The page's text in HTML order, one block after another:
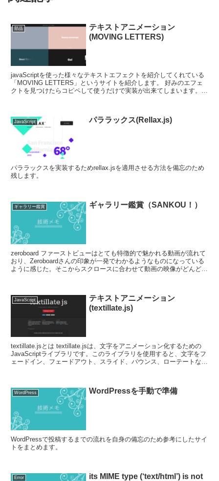
部品
テキストアニメーション
(MOVING LETTERS)
javaScriptを使った様々なテキストエフェクトを紹介してくれている
「MOVING LETTERS」というサイトを紹介します。 好みのエフェ
クトを見つけたらコピペして使うだけで実装が出来てしまいます。是
JavaScript パララックス(Rellax.js)
パララックスを実装するためrellax.jsを適用させる方法を備忘のため
残します。
ギャラリー鑑賞 ギャラリー鑑賞（SANKOU！）
zeroboard ファーストビューはとても特徴的で魅かれる動画が流れて
おり、Zeroboardさんの印象が一発でわかるようなものになっている
ように感じた。そこからスクロースに合わせて動画の映像がどんどん
JavaScript
テキストアニメーション
(textillate.js)
textillate.jsとは textillate.jsは、文字をアニメーション化するための
JavaScriptライブラリです。このライブラリを使用すると、文字をフ
ェードイン、フェードアウト、スライド、バウンス、ローテートなど
WordPress WordPressを手動で準備
WordPressで投稿するまでの流れを自身の備忘のため参考にしたサイ
トをまとめます。
Error
its MIME type (‘text/html’) is not